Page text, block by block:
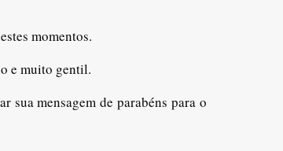
momentos.
e muito gentil.
sua mensagem de parabéns para o